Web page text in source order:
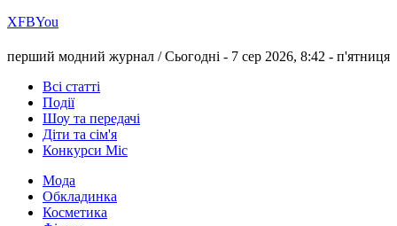
ХFBYou
перший модний журнал /Сьогодні - 7 сер 2026, 8:42 - п'ятниця
Всі статті
Події
Шоу та передачі
Діти та сім'я
Конкурси Міс
Мода
Обкладинка
Косметика